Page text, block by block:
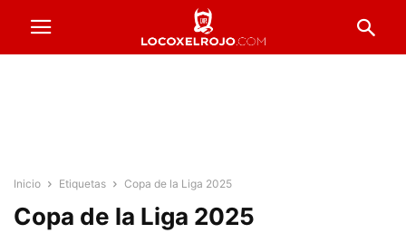
Inicio Etiquetas Copa de la Liga 2025
Copa de la Liga 2025